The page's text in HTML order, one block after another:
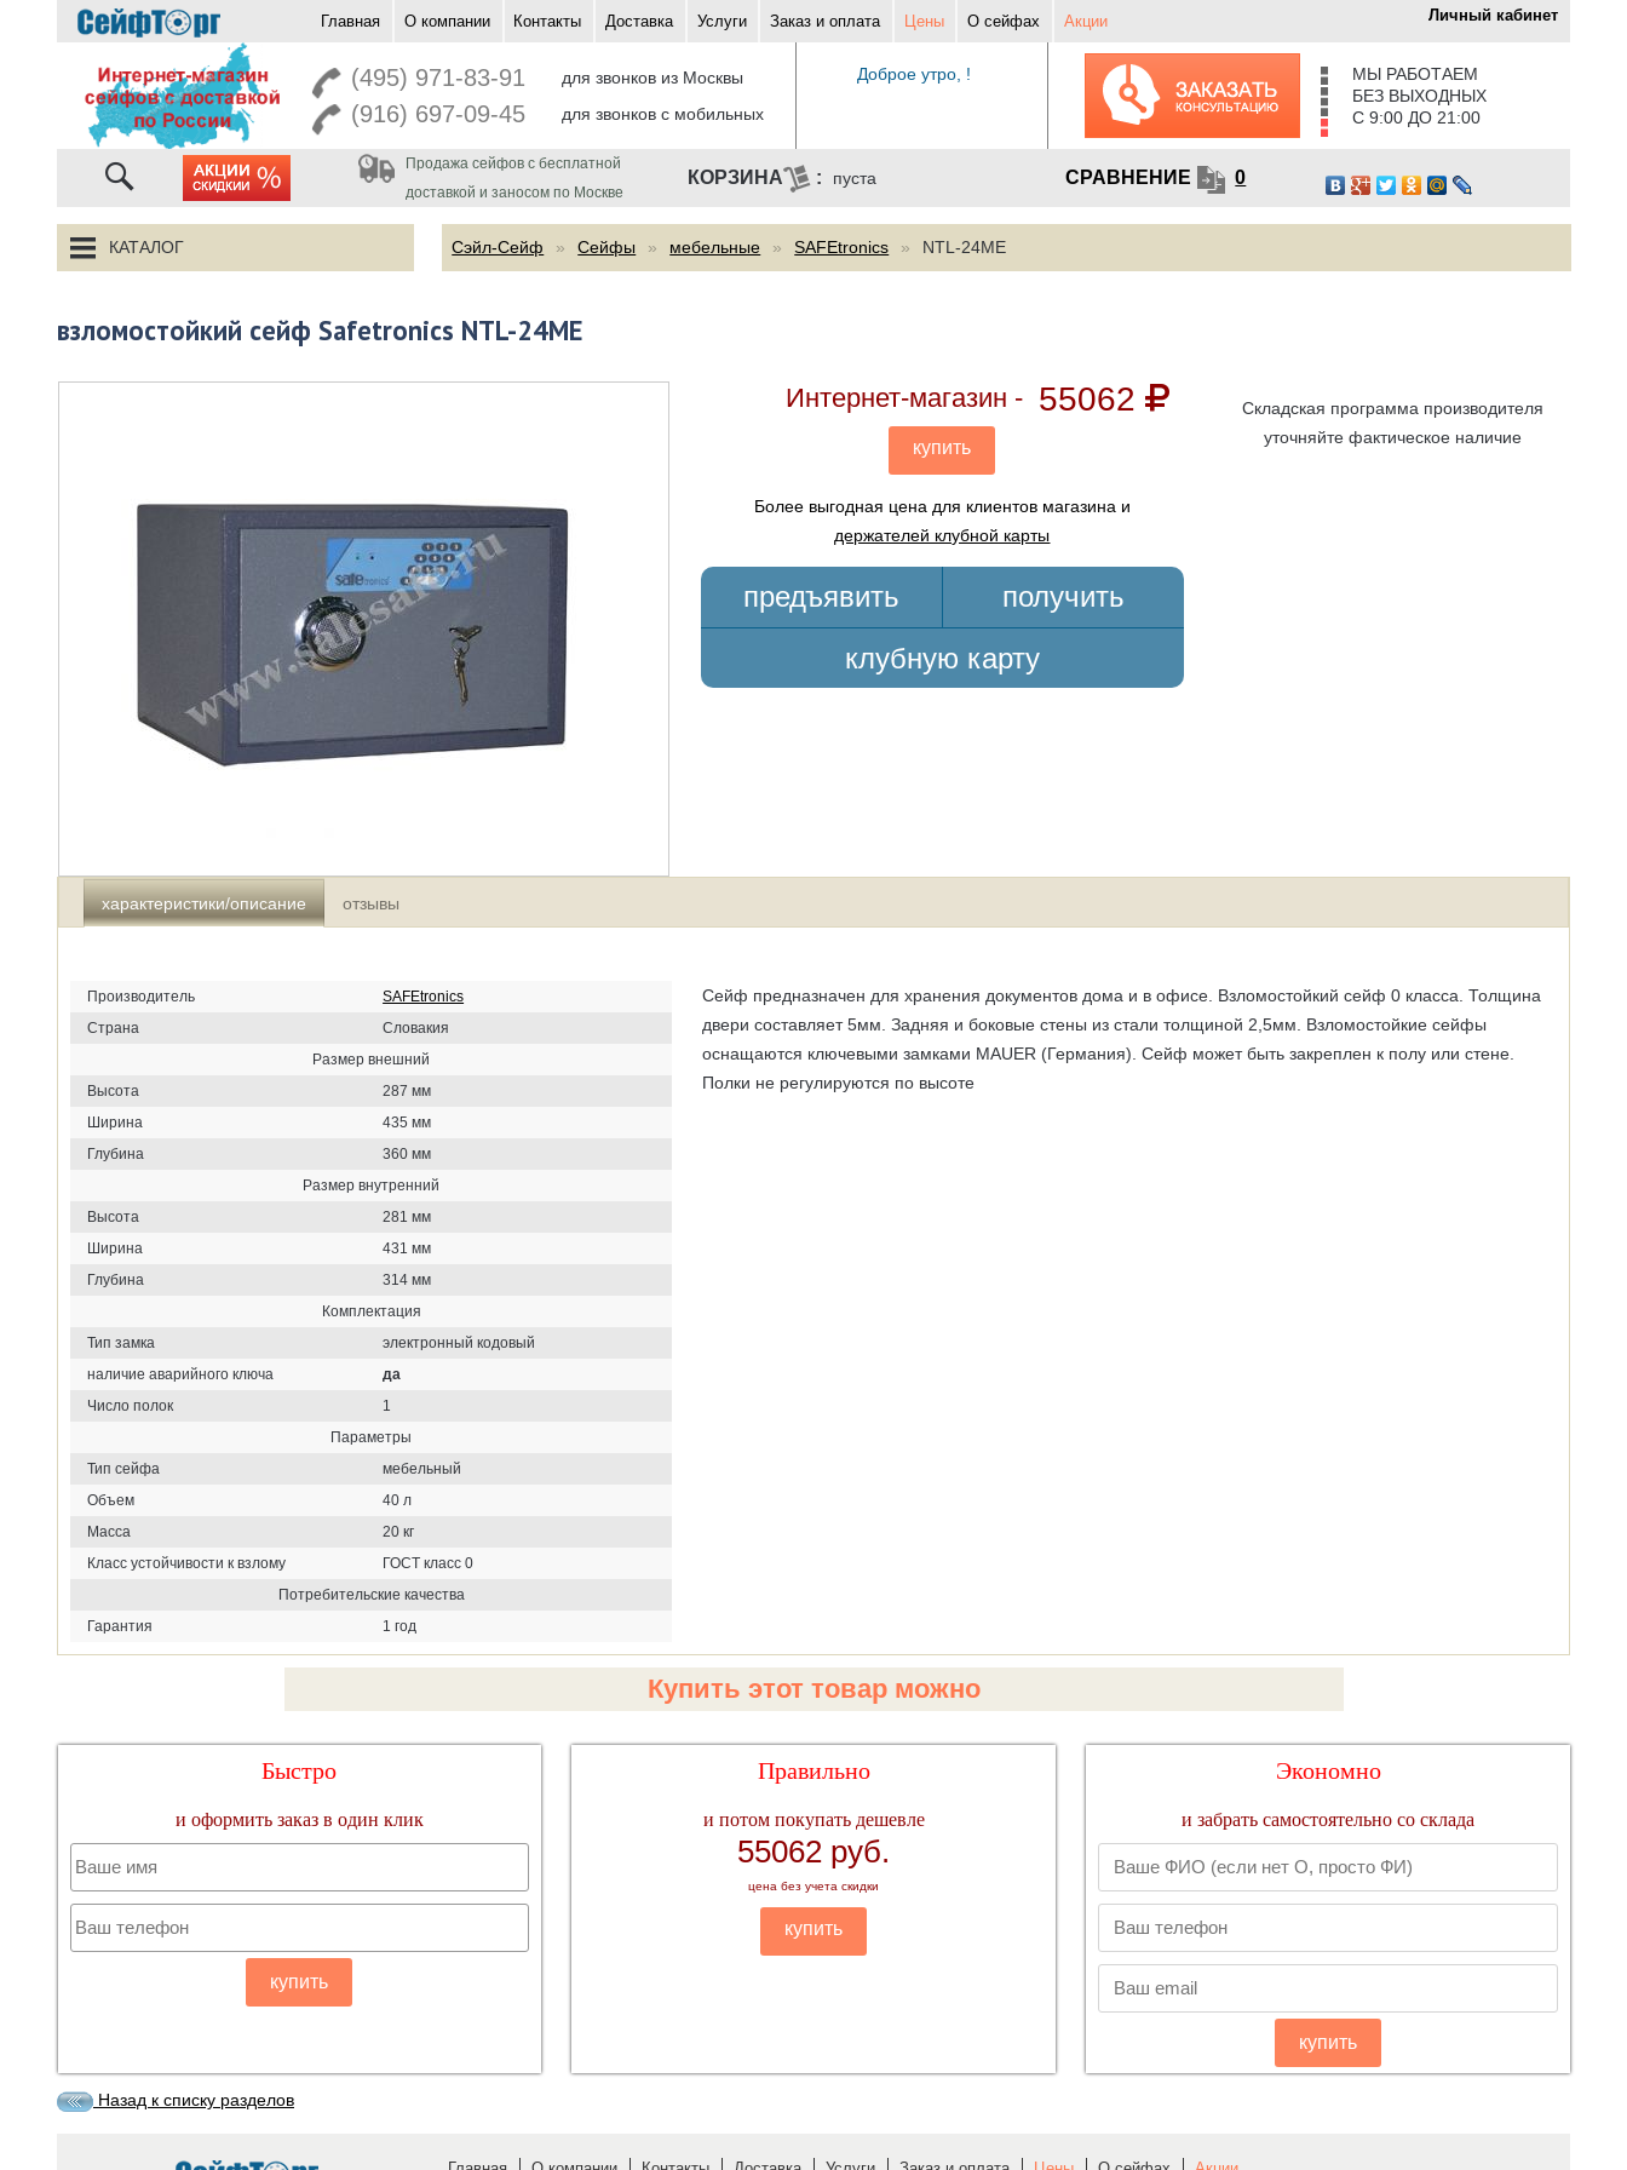
Главная О компании Контакты Доставка Услуги Заказ и оплата Цены О сейфах Акции Личный кабинет
(495) 971-83-91 для звонков из Москвы
(916) 697-09-45 для звонков с мобильных
Доброе утро, !
МЫ РАБОТАЕМ
БЕЗ ВЫХОДНЫХ
С 9:00 ДО 21:00
акции
Продажа сейфов с бесплатной
доставкой и заносом по Москве
пуста СРАВНЕНИЕ 0
КАТАЛОГ Сэйл-Сейф Сейфы мебельные SAFEtronics NTL-24ME
взломостойкий сейф Safetronics NTL-24ME
Интернет-магазин 55062
купить
Более выгодная цена для клиентов магазина и
держателей клубной карты
предъявить
получить
клубную карту
Складская программа производителя
уточняйте фактическое наличие
характеристики/описание отзывы
Производитель
SAFEtronics
Страна
Словакия
Размер внешний
Высота
287 мм
Ширина
435 мм
Глубина
360 мм
Размер внутренний
Высота
281 мм
Ширина
431 мм
Глубина
314 мм
Комплектация
Тип замка
электронный кодовый
наличие аварийного ключа
да
Число полок
1
Параметры
Тип сейфа
мебельный
Объем
40 л
Масса
20 кг
Класс устойчивости к взлому
ГОСТ класс 0
Потребительские качества
Гарантия
1 год
Сейф предназначен для хранения документов дома и в офисе. Взломостойкий сейф 0 класса. Толщина
двери составляет 5мм. Задняя и боковые стены из стали толщиной 2,5мм. Взломостойкие сейфы
оснащаются ключевыми замками MAUER (Германия). Сейф может быть закреплен к полу или стене.
Полки не регулируются по высоте
Купить этот товар можно
Быстро
и оформить заказ в один клик
купить
Правильно
и потом покупать дешевле
55062 руб.
цена без учета скидки
купить
Экономно
и забрать самостоятельно со склада
купить
Назад к списку разделов